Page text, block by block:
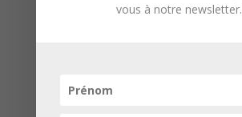
Lycée Émile Mathis
vous à notre newsletter.